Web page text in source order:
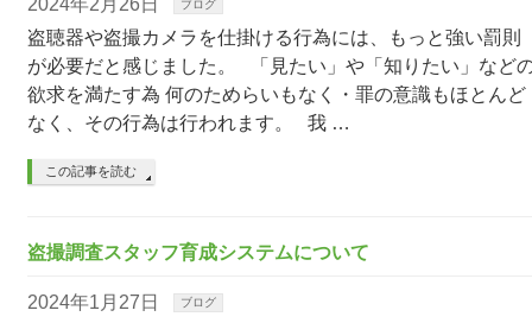
2024年2月26日 ブログ
盗聴器や盗撮カメラを仕掛ける行為には、もっと強い罰則
が必要だと感じました。 「見たい」や「知りたい」など
欲求を満たす為 何のためらいもなく・罪の意識もほとんど
なく、その行為は行われます。 我 …
この記事を読む
盗撮調査スタッフ育成システムについて
2024年1月27日 ブログ